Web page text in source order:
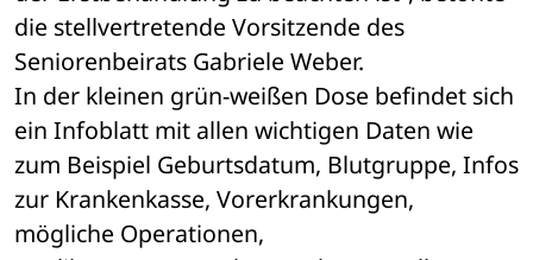
die stellvertretende Vorsitzende des
Seniorenbeirats Gabriele Weber.
In der kleinen grün-weißen Dose befindet sich
ein Infoblatt mit allen wichtigen Daten wie
zum Beispiel Geburtsdatum, Blutgruppe, Infos
zur Krankenkasse, Vorerkrankungen,
mögliche Operationen,